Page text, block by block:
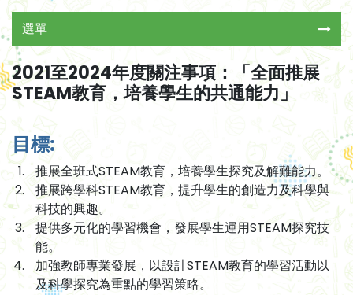
選單
2021至2024年度關注事項：「全面推展
STEAM教育，培養學生的共通能力」
目標:
推展全班式STEAM教育，培養學生探究及解難能力。
推展跨學科STEAM教育，提升學生的創造力及科學與
科技的興趣。
提供多元化的學習機會，發展學生運用STEAM探究技
能。
加強教師專業發展，以設計STEAM教育的學習活動以
及科學探究為重點的學習策略。